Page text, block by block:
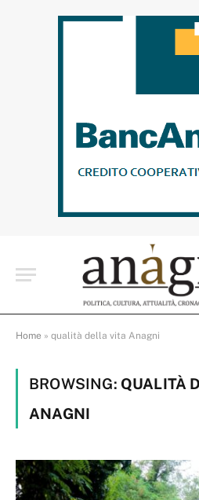
Home » qualità della vita Anagni
BROWSING: QUALITÀ
ANAGNI